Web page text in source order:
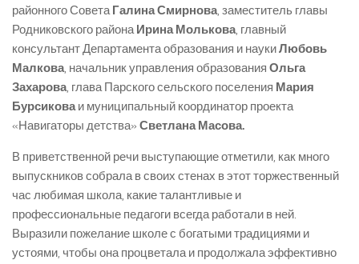
районного Совета Галина Смирнова, заместитель главы
Родниковского района Ирина Молькова, главный
консультант Департамента образования и наукиЛюбовь
Малкова, начальник управления образования Ольга
Захарова, глава Парского сельского поселения Мария
Бурсиковаи муниципальный координатор проекта
«Навигаторы детства» Светлана Масова.
В приветственной речи выступающие отметили, как много
выпускников собрала в своих стенах в этот торжественный
час любимая школа, какие талантливые и
профессиональные педагоги всегда работали в ней.
Выразили пожелание школе с богатыми традициями и
устоями, чтобы она процветала и продолжала эффективно